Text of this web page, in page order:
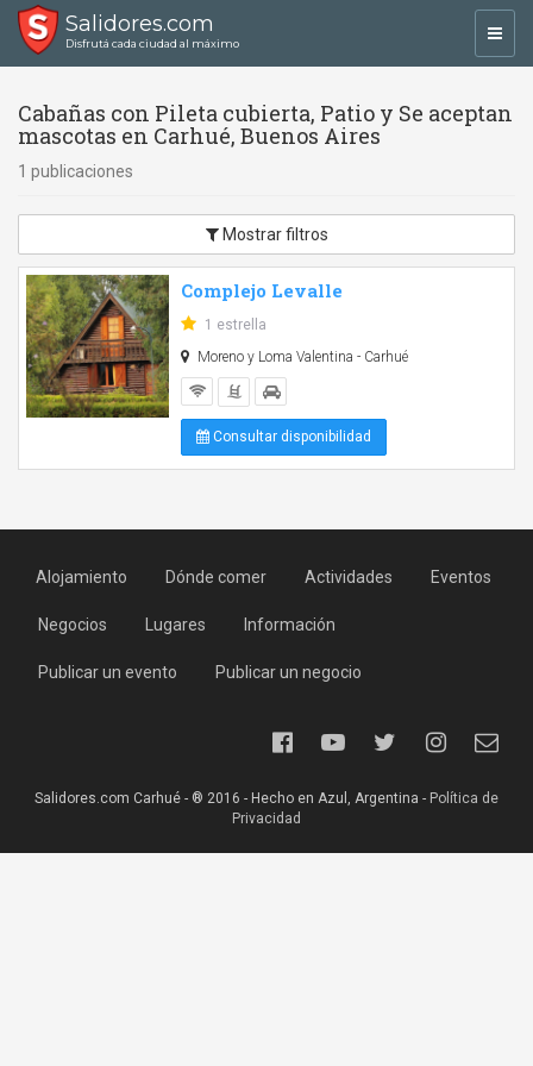
Salidores.com
Disfrutá cada ciudad al máximo
Cabañas con Pileta cubierta, Patio y Se aceptan
mascotas en Carhué, Buenos Aires
1 publicaciones
Mostrar filtros
Complejo Levalle
1 estrella
Moreno y Loma Valentina - Carhué
Consultar disponibilidad
Alojamiento Dónde comer Actividades Eventos
Negocios Lugares Información
Publicar un evento Publicar un negocio
Salidores.com Carhué - ® 2016 - Hecho en Azul, Argentina - Política de
Privacidad